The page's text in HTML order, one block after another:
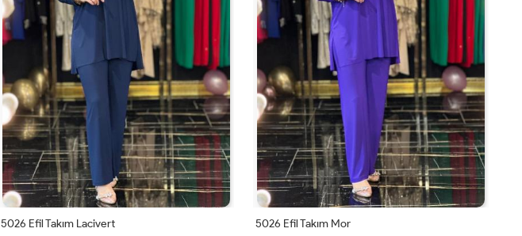
5026 Efil Takım Lacivert 5026 Efil Takım Mor